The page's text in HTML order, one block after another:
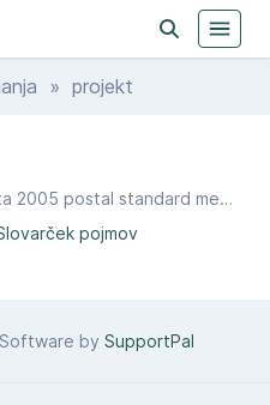
» projekt
Git je od svojega nastanka leta 2005 postal standard med sistemi za nadzor različic.
pojmov
by SupportPal